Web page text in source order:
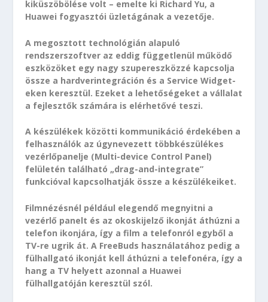
kiküszöbölése volt – emelte ki Richard Yu, a
Huawei fogyasztói üzletágának a vezetője.
A megosztott technológián alapuló
rendszerszoftver az eddig függetlenül működő
eszközöket egy nagy szupereszközzé kapcsolja
össze a hardverintegráción és a Service Widget-
eken keresztül. Ezeket a lehetőségeket a vállalat
a fejlesztők számára is elérhetővé teszi.
A készülékek közötti kommunikáció érdekében a
felhasználók az úgynevezett többkészülékes
vezérlőpanelje (Multi-device Control Panel)
felületén található „drag-and-integrate”
funkcióval kapcsolhatják össze a készülékeiket.
Filmnézésnél például elegendő megnyitni a
vezérlő panelt és az okoskijelző ikonját áthúzni a
telefon ikonjára, így a film a telefonról egyből a
TV-re ugrik át. A FreeBuds használatához pedig a
fülhallgató ikonját kell áthúzni a telefonéra, így a
hang a TV helyett azonnal a Huawei
fülhallgatóján keresztül szól.